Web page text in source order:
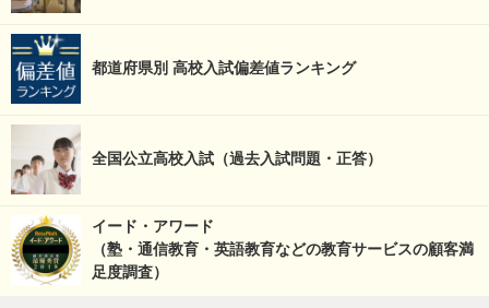
都道府県別 高校入試偏差値ランキング
全国公立高校入試（過去入試問題・正答）
イード・アワード
（塾・通信教育・英語教育などの教育サービスの顧客満
足度調査）